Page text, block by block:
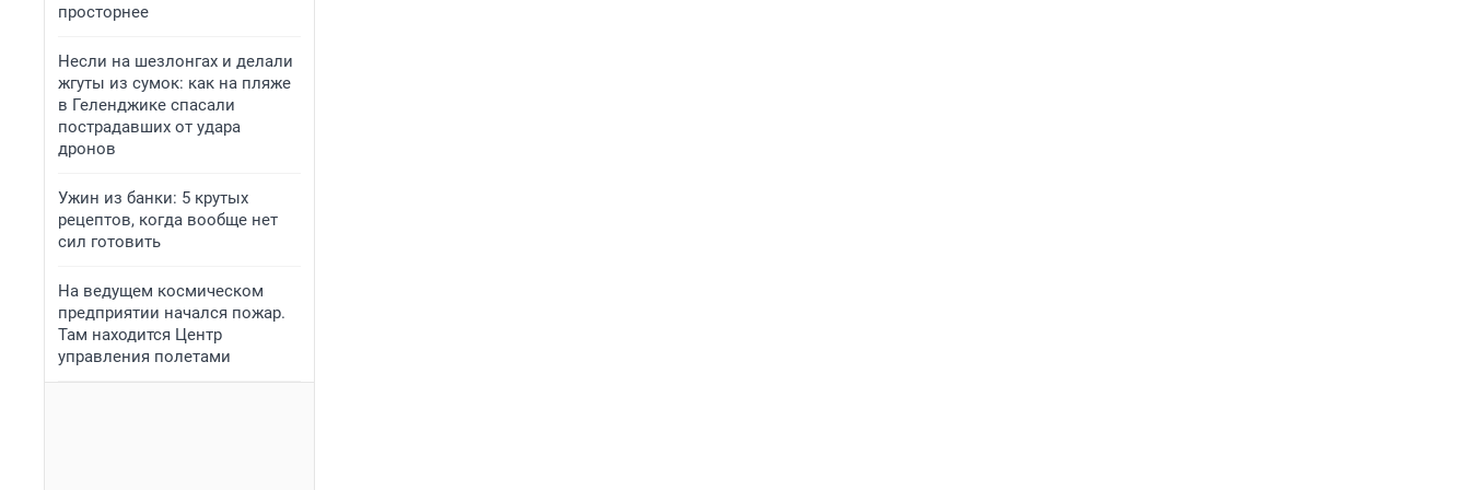
просторнее
Несли на шезлонгах и делали
жгуты из сумок: как на пляже
в Геленджике спасали
пострадавших от удара
дронов
Ужин из банки: 5 крутых
рецептов, когда вообще нет
сил готовить
На ведущем космическом
предприятии начался пожар.
Там находится Центр
управления полетами